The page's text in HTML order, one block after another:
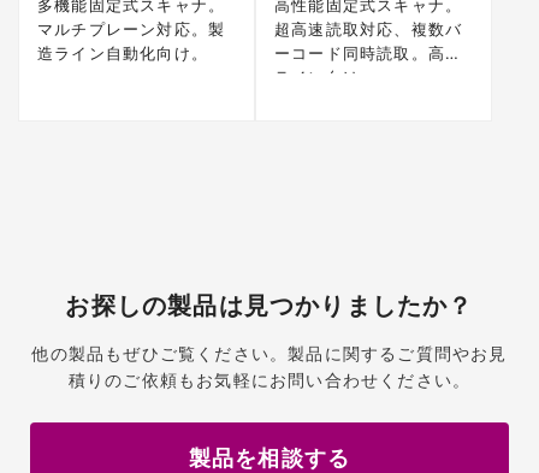
多機能固定式スキャナ。
マルチプレーン対応。製
造ライン自動化向け。
高性能固定式スキャナ。
超高速読取対応、複数バ
ーコード同時読取。高速
ライン向け。
お探しの製品は見つかりましたか？
他の製品もぜひご覧ください。製品に関するご質問やお見
積りのご依頼もお気軽にお問い合わせください。
製品を相談する